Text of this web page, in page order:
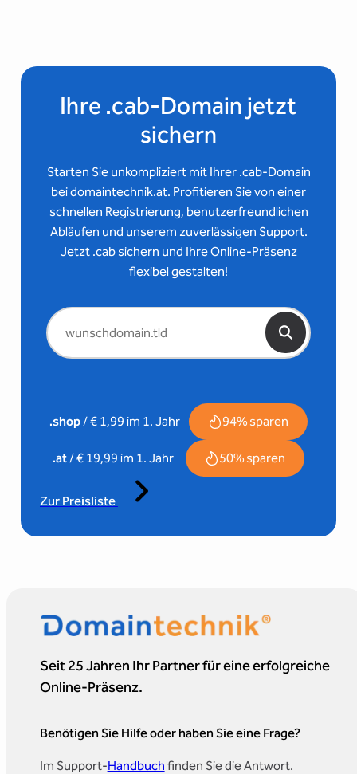
Ihre .cab-Domain jetzt
sichern
Starten Sie unkompliziert mit Ihrer .cab-Domain
bei domaintechnik.at. Profitieren Sie von einer
schnellen Registrierung, benutzerfreundlichen
Abläufen und unserem zuverlässigen Support.
Jetzt .cab sichern und Ihre Online-Präsenz
flexibel gestalten!
.shop/ € 1,99 im 1. Jahr 94% sparen
.at/ € 19,99 im 1. Jahr 50% sparen
Zur Preisliste
Seit 25 Jahren Ihr Partner für eine erfolgreiche
Online-Präsenz.
Benötigen Sie Hilfe oder haben Sie eine Frage?
Im Support-Handbuch finden Sie die Antwort.